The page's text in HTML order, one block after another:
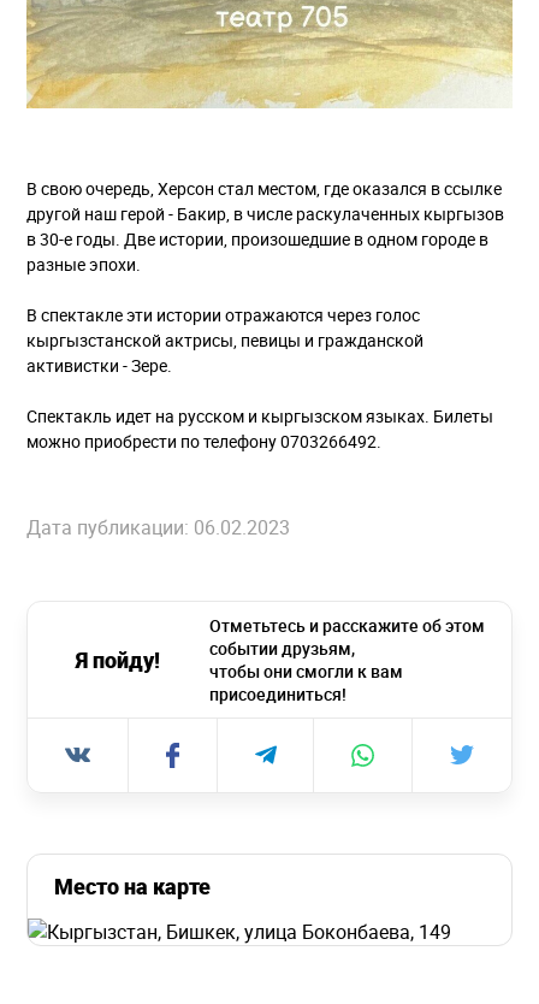
В свою очередь, Херсон стал местом, где оказался в ссылке
другой наш герой - Бакир, в числе раскулаченных кыргызов
в 30-е годы. Две истории, произошедшие в одном городе в
разные эпохи.
В спектакле эти истории отражаются через голос
кыргызстанской актрисы, певицы и гражданской
активистки - Зере.
Спектакль идет на русском и кыргызском языках. Билеты
можно приобрести по телефону 0703266492.
Дата публикации: 06.02.2023
Я пойду!
Отметьтесь и расскажите об этом
событии друзьям,
чтобы они смогли к вам
присоединиться!
Место на карте